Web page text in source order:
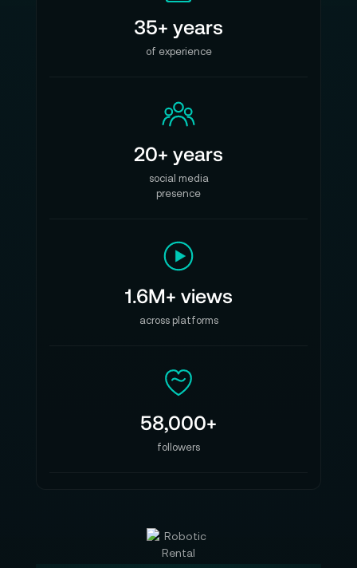
35+ years
of experience
20+ years
social media
presence
1.6M+ views
across platforms
58,000+
followers